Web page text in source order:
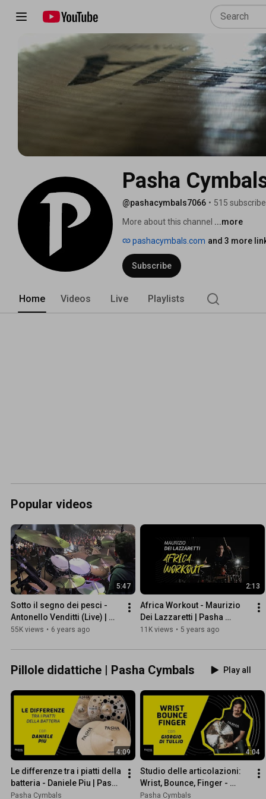
Pasha
@pashacymbals7066 • 515
More about this channel ...more
pashacymbals.com and 3 more
Subscribe
Home Videos Live Playlists
Popular videos
5:47
Sotto il segno dei pesci -
Antonello Venditti (Live) |
Alessandro Canini -
55K views • 6 years ago
2:13
Africa Workout - Maurizio
Dei Lazzaretti | Pasha
Cymbals
11K views • 5 years ago
Pillole didattiche | Pasha Cymbals Play all
4:09
Le differenze tra i piatti della
batteria - Daniele Piu | Pasha
Cymbals
Pasha Cymbals
4:04
Studio delle articolazioni:
Wrist, Bounce, Finger -
Giorgio Di Tullio | Pasha
Pasha Cymbals